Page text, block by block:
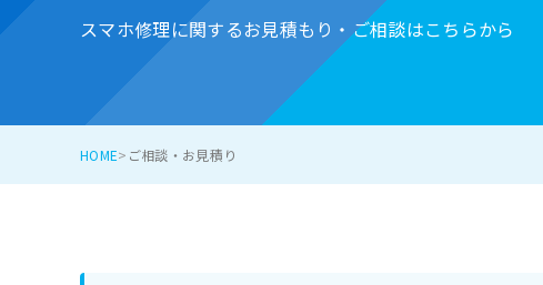
スマホ修理に関するお見積もり・ご相談はこちらから
HOME ご相談・お見積り